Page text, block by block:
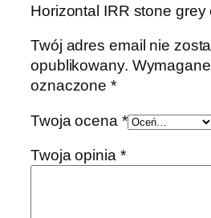
l
R
R
s
o
e
Horizontal IRR stone grey
Twój adres email nie
opublikowany.
oznaczone*
Twoja ocena *
Twoja opinia *